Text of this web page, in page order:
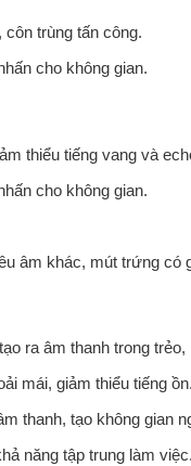
côn trùng tấn công.
cho không gian.
thiểu tiếng vang và
cho không gian.
âm khác, mút trứng có
ra âm thanh trong trẻo,
mái, giảm thiểu tiếng ồn.
thanh, tạo không gian
năng tập trung làm việc.